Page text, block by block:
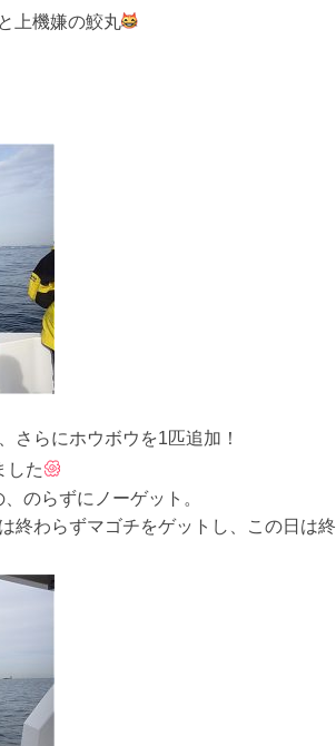
上機嫌の鮫丸
さらにホウボウを1匹追加！
した
のらずにノーゲット。
終わらずマゴチをゲットし、この日は終